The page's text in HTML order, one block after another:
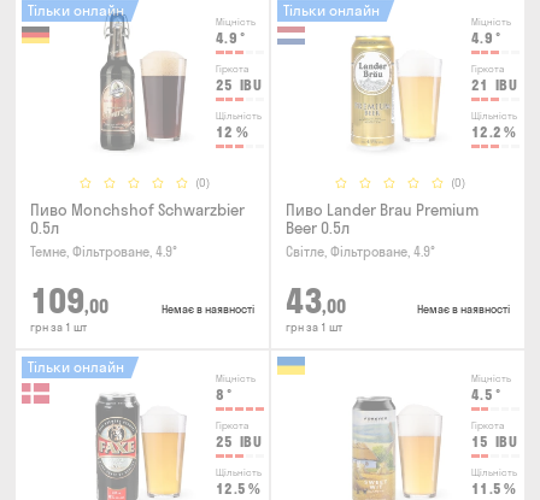
Міцність
4.9 °
Гіркота
25 IBU
Щільність
12 %
(0)
Тільки онлайн
Пиво Monchshof Schwarzbier
0.5л
Темне, Фільтроване, 4.9°
109,00
грн за 1 шт
Немає в наявності
Міцність
4.9 °
Гіркота
21 IBU
Щільність
12.2 %
(0)
Тільки онлайн
Пиво Lander Brau Premium
Beer 0.5л
Світле, Фільтроване, 4.9°
43,00
грн за 1 шт
Немає в наявності
Міцність
8 °
Гіркота
25 IBU
Щільність
12.5 %
Тільки онлайн
Міцність
4.5 °
Гіркота
15 IBU
Щільність
11.5 %